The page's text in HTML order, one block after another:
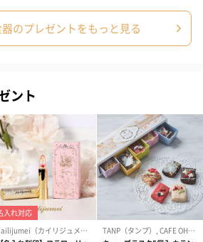
テディベア（バニラ）
（1,760円）
ル）（1,760円
ーツ
ツを同梱してお届けいたします。ギフト
のプレゼントをもっと見る
ント